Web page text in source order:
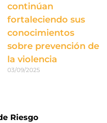
continúan
fortaleciendo sus
conocimientos
sobre prevención de
la violencia
03/09/2025
Riesgo